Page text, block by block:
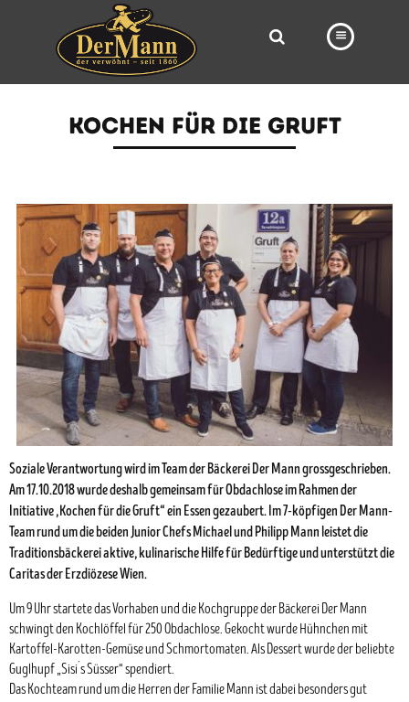
FILIALEN
BROTWAY
VORBESTELLUNG
NEWS
KARRIERE
VIDEOS
KOCHEN FÜR DIE GRUFT
Soziale Verantwortung wird im Team der Bäckerei Der Mann grossgeschrieben.
Am 17.10.2018 wurde deshalb gemeinsam für Obdachlose im Rahmen der
Initiative „Kochen für die Gruft“ ein Essen gezaubert. Im 7-köpfigen Der Mann-
Team rund um die beiden Junior Chefs Michael und Philipp Mann leistet die
Traditionsbäckerei aktive, kulinarische Hilfe für Bedürftige und unterstützt die
Caritas der Erzdiözese Wien.
Um 9 Uhr startete das Vorhaben und die Kochgruppe der Bäckerei Der Mann
schwingt den Kochlöffel für 250 Obdachlose. Gekocht wurde Hühnchen mit
Kartoffel-Karotten-Gemüse und Schmortomaten. Als Dessert wurde der beliebte
Guglhupf „Sisi´s Süsser“ spendiert.
Das Kochteam rund um die Herren der Familie Mann ist dabei besonders gut